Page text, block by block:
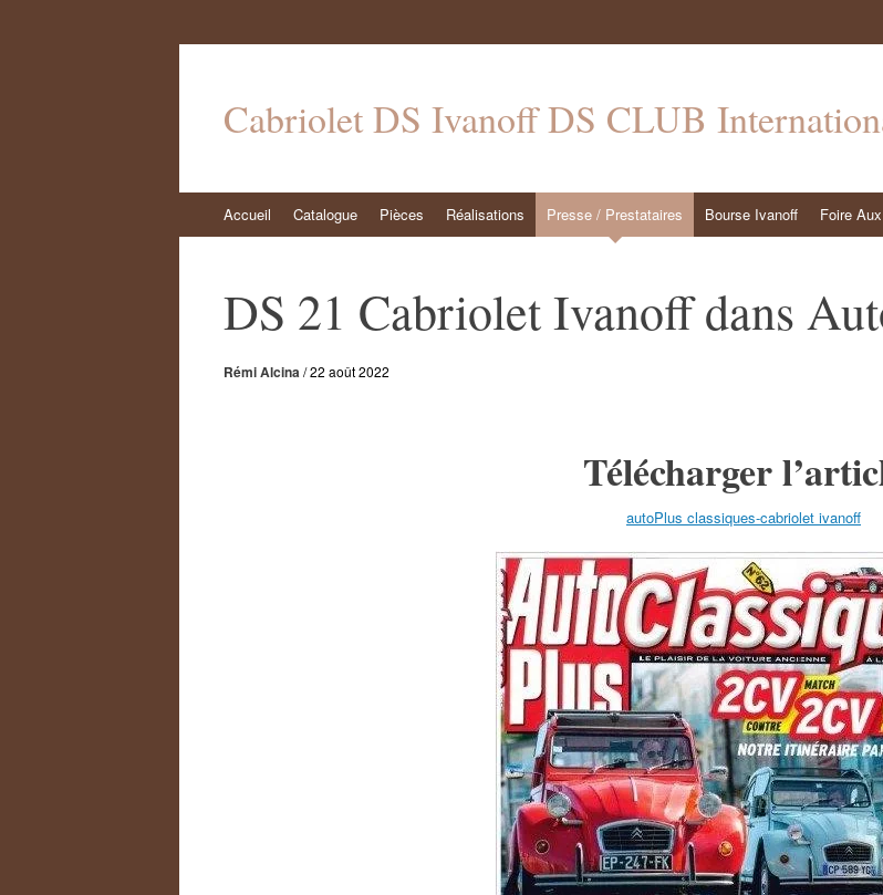
Cabriolet DS Ivanoff DS CLUB
au
Accueil Catalogue Pièces Réalisations Presse / Prestataires Bourse Ivanoff Foire
DS 21 Cabriolet Ivanoff dans
Rémi Alcina/22 août 2022
Télécharger
autoPlus classiques-cabriolet ivanoff